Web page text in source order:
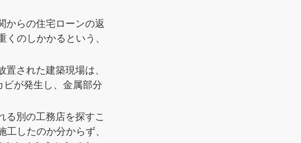
からの住宅ローンの返
のしかかるという、
された建築現場は、
が発生し、金属部分
る別の工務店を探すこ
したのか分からず、